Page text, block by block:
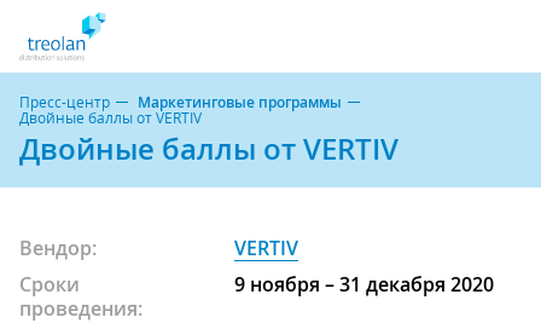
Пресс-центр Маркетинговые программы
Двойные баллы от VERTIV
Двойные баллы от VERTIV
Вендор:
VERTIV
Сроки
проведения:
9 ноября – 31 декабря 2020